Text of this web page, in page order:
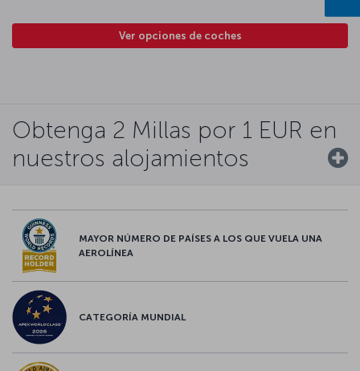
Ver opciones de coches
Obtenga 2 Millas por 1 EUR en
nuestros alojamientos
MAYOR NÚMERO DE PAÍSES A LOS QUE VUELA UNA
AEROLÍNEA
CATEGORÍA MUNDIAL